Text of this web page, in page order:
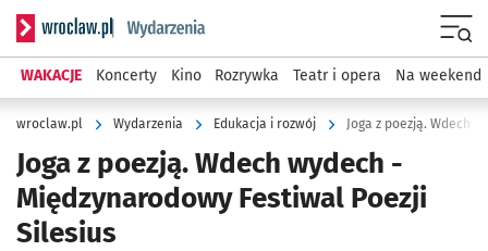
Serwis informacyjny wroclaw.pl podserwis: Wydarzenia
WAKACJE Koncerty Kino Rozrywka Teatr i opera Na weekend
wroclaw.pl Wydarzenia Edukacja i rozwój Joga z poezją. Wdech
Joga z poezją. Wdech wydech -
Międzynarodowy Festiwal Poezji
Silesius